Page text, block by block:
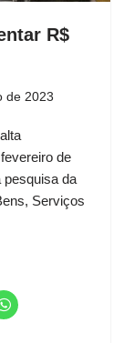
R$
de 2023
de
pesquisa da
Serviços